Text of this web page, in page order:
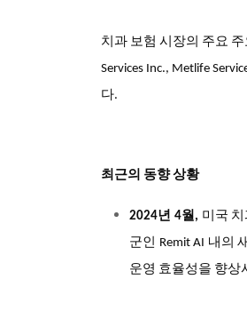
치과 보험 시장의 주요 주
Services Inc., Metlife
다.
최근의 동향 상황
2024년 4월 , 미국
군인
Remit AI 내의
운영 효율성을 향상